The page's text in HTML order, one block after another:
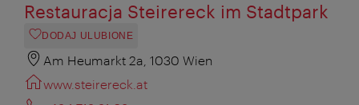
Restauracja Steirereck im Stadtpark
DODAJ ULUBIONE
Am Heumarkt 2a, 1030 Wien
www.steirereck.at